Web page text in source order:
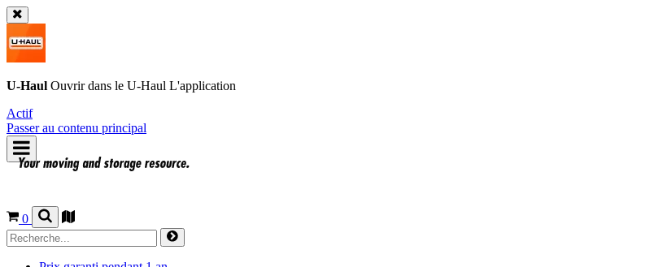
U-Haul Ouvrir dans le U-Haul L'application
Actif
Passer au contenu principal
0